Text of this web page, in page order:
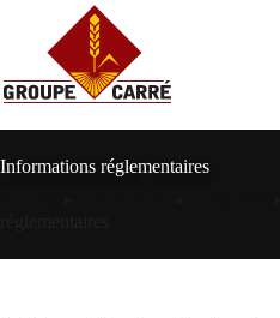
contenu
Informations réglementaires